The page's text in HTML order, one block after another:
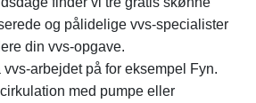
og pålidelige vvs-specialister
din vvs-opgave.
arbejdet på for eksempel Fyn.
med pumpe eller